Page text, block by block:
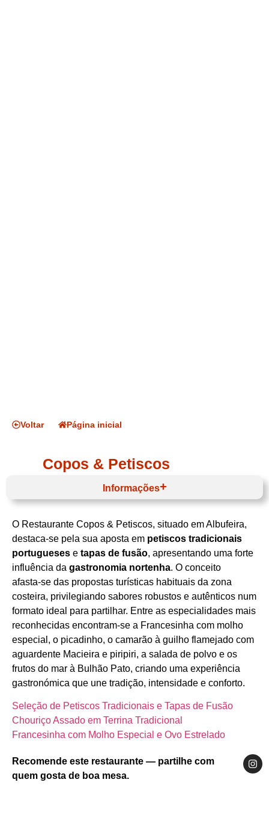
Voltar Página inicial
Copos & Petiscos
O Restaurante Copos & Petiscos, situado em Albufeira,
destaca‑se pela sua aposta em petiscos tradicionais
portugueses e tapas de fusão, apresentando uma forte
influência da gastronomia nortenha. O conceito
afasta‑se das propostas turísticas habituais da zona
costeira, privilegiando sabores robustos e autênticos num
formato ideal para partilhar. Entre as especialidades mais
reconhecidas encontram‑se a Francesinha com molho
especial, o picadinho, o camarão à guilho flamejado com
aguardente Macieira e piripiri, a salada de polvo e os
frutos do mar à Bulhão Pato, criando uma experiência
gastronómica que une tradição, intensidade e conforto.
Seleção de Petiscos Tradicionais e Tapas de Fusão
Chouriço Assado em Terrina Tradicional
Francesinha com Molho Especial e Ovo Estrelado
Recomende este restaurante — partilhe com
quem gosta de boa mesa.
Informações
Horário de funcionamento